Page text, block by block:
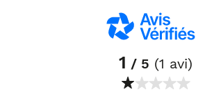
1 / 5 (1 avi)